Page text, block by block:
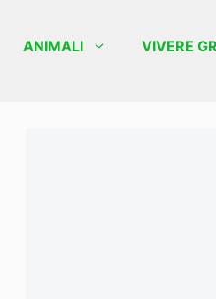
ANIMALI VIVERE